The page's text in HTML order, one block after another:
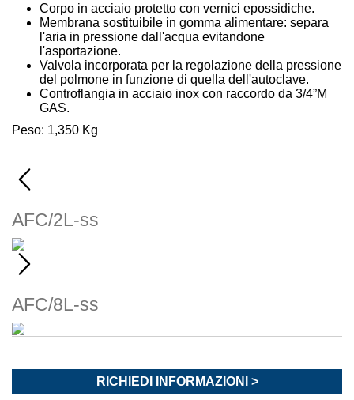
Corpo in acciaio protetto con vernici epossidiche.
Membrana sostituibile in gomma alimentare: separa
l'aria in pressione dall'acqua evitandone
l'asportazione.
Valvola incorporata per la regolazione della pressione
del polmone in funzione di quella dell'autoclave.
Controflangia in acciaio inox con raccordo da 3/4”M
GAS.
Peso: 1,350 Kg
AFC/2L-ss
AFC/8L-ss
RICHIEDI INFORMAZIONI >